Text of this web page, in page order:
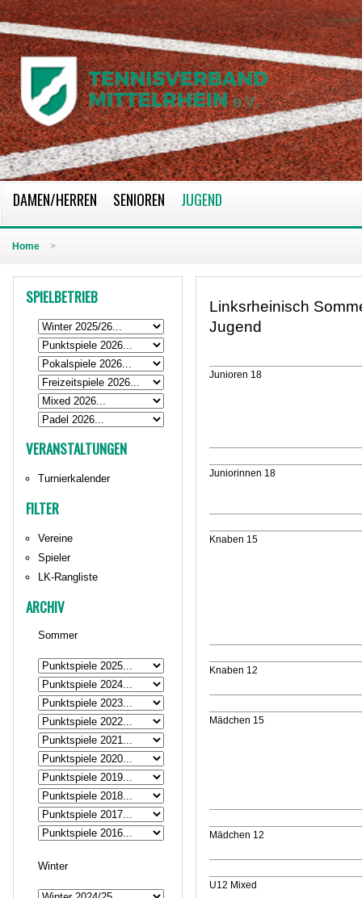
DAMEN/HERREN SENIOREN JUGEND
Home >
SPIELBETRIEB
VERANSTALTUNGEN
Turnierkalender
FILTER
Vereine
Spieler
LK-Rangliste
ARCHIV
Sommer
Winter
Linksrheinisch
Jugend
Junioren 18
Juniorinnen 18
Knaben 15
Knaben 12
Mädchen 15
Mädchen 12
U12 Mixed